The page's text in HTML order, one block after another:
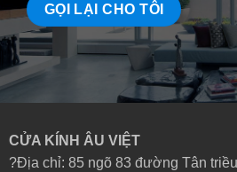
CỬA KÍNH ÂU VIỆT
?Địa chỉ: 85 ngõ 83 đường Tân